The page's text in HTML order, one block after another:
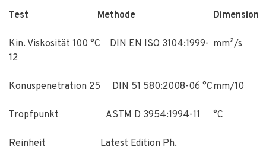
Test Methode Dimension
Kin. Viskosität 100 °C DIN EN ISO 3104:1999-
12
mm²/s
Konuspenetration 25 DIN 51 580:2008-06 °Cmm/10
Tropfpunkt ASTM D 3954:1994-11 °C
Reinheit Latest Edition Ph.